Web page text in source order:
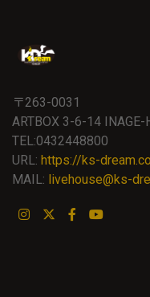
〒263-0031
ARTBOX 3-6-14 INAGE-
TEL:0432448800
URL: https://ks-
MAIL: livehouse@ks-